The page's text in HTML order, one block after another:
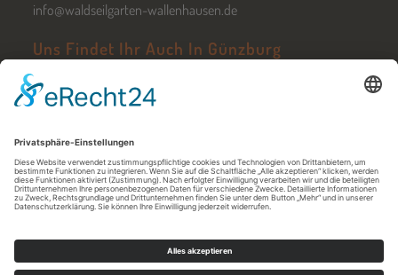
info@waldseilgarten-wallenhausen.de
Uns Findet Ihr Auch In Günzburg
Öffnungszeiten in Günzburg